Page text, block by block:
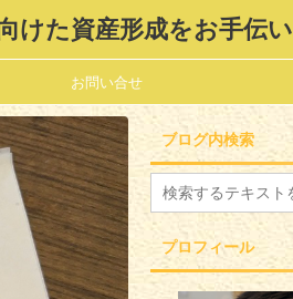
けた資産形成をお手伝い
お問い合せ
ブログ内検索
プロフィール